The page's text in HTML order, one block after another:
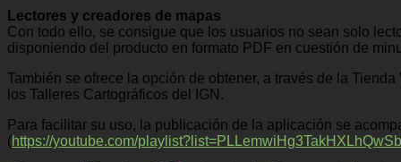
Lectores y creadores de mapas
Con todo ello, se consigue que los usuarios no sean solo
disponiendo del producto en formato PDF en cuestión de
También se ofrece la opción de obtener, a través de la
los Talleres Cartográficos del IGN.
Para facilitar su uso, la publicación de la aplicación se
(https://youtube.com/